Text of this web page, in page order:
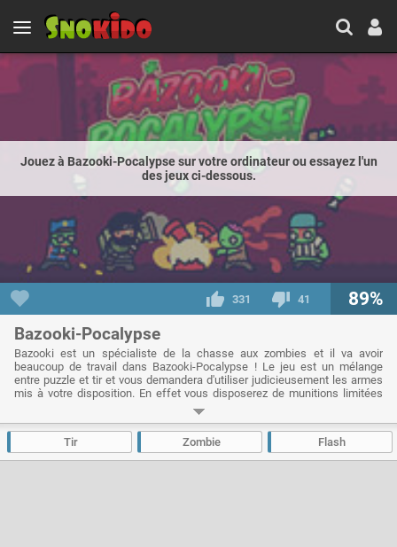
Jouez à Bazooki-Pocalypse sur votre ordinateur ou essayez l'un
des jeux ci-dessous.
331 41 89%
Bazooki-Pocalypse
Bazooki est un spécialiste de la chasse aux zombies et il va avoir
beaucoup de travail dans Bazooki-Pocalypse ! Le jeu est un mélange
entre puzzle et tir et vous demandera d'utiliser judicieusement les armes
mis à votre disposition. En effet vous disposerez de munitions limitées
pour chaque niveaux, s'aider des éléments du décors et tuer les zombies
dans le bon ordre sera la clé de la réussite. Plus de 30 niveaux vous
attendent et des centaines de zombies devront être éradiqués.
Développeur :Chaz - Joué14 kfois
Tir Zombie Flash